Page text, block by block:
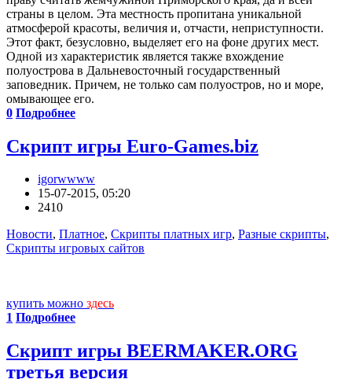
страны в целом. Эта местность пропитана уникальной
атмосферой красоты, величия и, отчасти, неприступности.
Этот факт, безусловно, выделяет его на фоне других мест.
Одной из характеристик является также вхождение
полуострова в Дальневосточный государственный
заповедник. Причем, не только сам полуостров, но и море,
омывающее его.
0 Подробнее
Скрипт игры Euro-Games.biz
igorwwww
15-07-2015, 05:20
2410
Новости, Платное, Скрипты платных игр, Разные скрипты,
Скрипты игровых сайтов
купить можно здесь
1 Подробнее
Скрипт игры BEERMAKER.ORG
третья версия